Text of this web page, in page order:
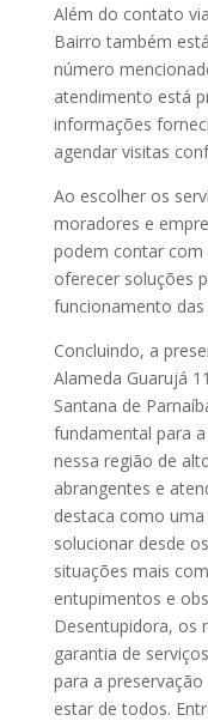
Além do contato
Bairro também
número
atendimento está
informações
agendar visitas
Ao escolher os
moradores e
podem contar com
oferecer soluções
funcionamento das
Concluindo, a
Alameda Guarujá
Santana de
fundamental para
nessa região de
abrangentes e
destaca como
solucionar desde
situações mais
entupimentos e
Desentupidora, os
garantia de
para a
estar de todos.